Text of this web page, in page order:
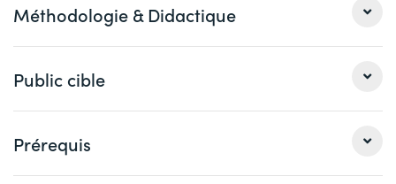
Module 1 : Introduction au cours
Le cadre AWS Well-Architected
Module 2 : Gestion des accès
AWS Identity and Access Management (IAM)
Méthodologie & Didactique
Ce cours est une formation intensive sous forme de bloc
heures sur plusieurs jours,
Public cible
Ce cours s'adresse aux administrateurs système et
développeurs de logiciels, en particulier ceux qui
Prérequis